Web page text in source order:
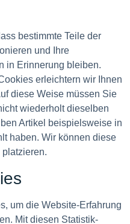
bestimmte Teile der
und Ihre
in Erinnerung bleiben.
erleichtern wir Ihnen
diese Weise müssen Sie
wiederholt dieselben
Artikel beispielsweise in
haben. Wir können diese
um die Website-Erfahrung
Mit diesen Statistik-